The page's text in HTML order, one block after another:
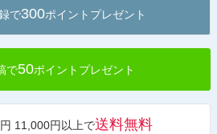
へ
で300ポイントプレゼント
で50ポイントプレゼント
11,000円以上で送料無料